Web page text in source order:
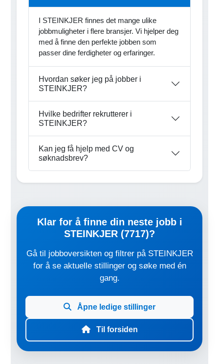
I STEINKJER finnes det mange ulike
jobbmuligheter i flere bransjer. Vi hjelper deg
med å finne den perfekte jobben som
passer dine ferdigheter og erfaringer.
Hvordan søker jeg på jobber i
STEINKJER?
Hvilke bedrifter rekrutterer i
STEINKJER?
Kan jeg få hjelp med CV og
søknadsbrev?
Klar for å finne din neste jobb i
STEINKJER (7717)?
Gå til jobboversikten og filtrer på STEINKJER
for å se aktuelle stillinger og søke med én
gang.
Åpne ledige stillinger
Til forsiden